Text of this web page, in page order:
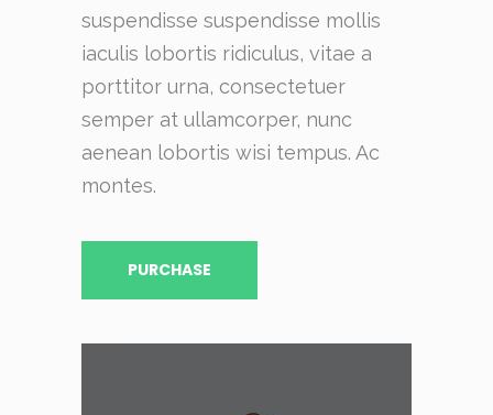
suspendisse suspendisse mollis
iaculis lobortis ridiculus, vitae a
porttitor urna, consectetuer
semper at ullamcorper, nunc
aenean lobortis wisi tempus. Ac
montes.
PURCHASE